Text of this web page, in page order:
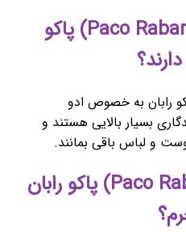
آیا عطر و ادکلن (Paco Rabanne) پاکو
رابان به خصوص ادو
بسیار بالایی هستند و
و لباس باقی بمانند.
عطر و ادکلن (Paco Rabanne) پاکو رابان